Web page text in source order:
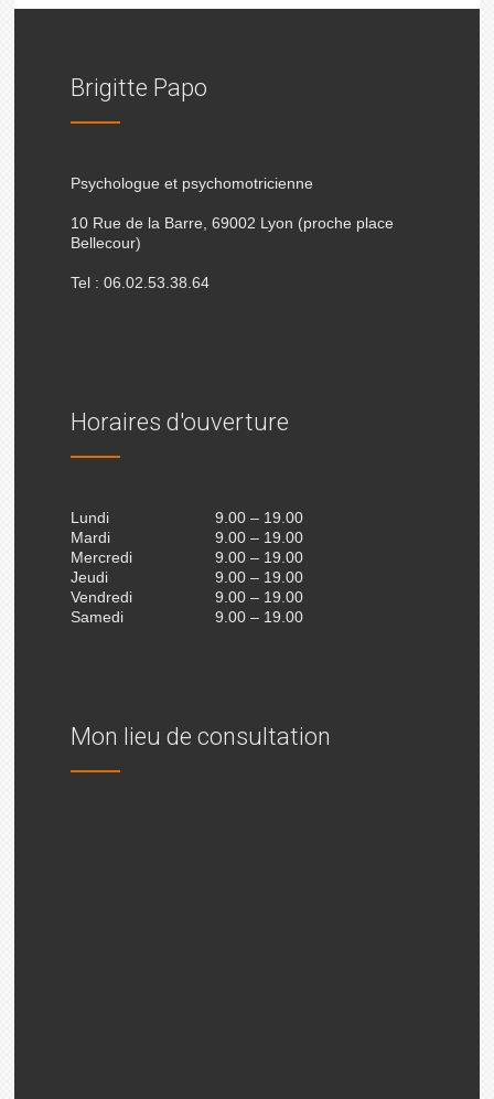
Brigitte Papo
Psychologue et psychomotricienne
10 Rue de la Barre, 69002 Lyon (proche place
Bellecour)
Tel : 06.02.53.38.64
Horaires d'ouverture
Lundi
9.00 – 19.00
Mardi
9.00 – 19.00
Mercredi
9.00 – 19.00
Jeudi
9.00 – 19.00
Vendredi
9.00 – 19.00
Samedi
9.00 – 19.00
Mon lieu de consultation